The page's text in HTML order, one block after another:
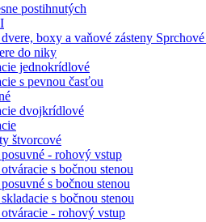
postihnutých
do niky
jednokrídlové
s pevnou časťou
dvojkrídlové
štvorcové
- rohový vstup
s bočnou stenou
s bočnou stenou
s bočnou stenou
- rohový vstup